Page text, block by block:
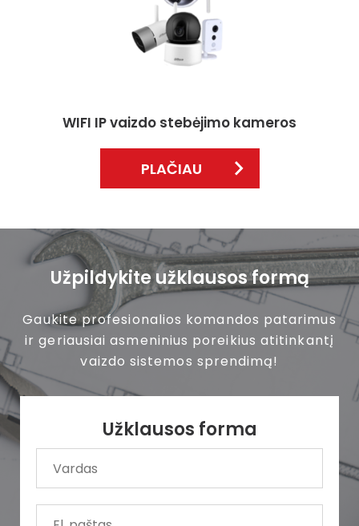
WIFI IP vaizdo stebėjimo kameros
PLAČIAU
Užpildykite užklausos formą
Gaukite profesionalios komandos patarimus
ir geriausiai asmeninius poreikius atitinkantį
vaizdo sistemos sprendimą!
Užklausos forma